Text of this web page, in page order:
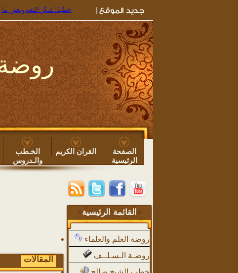
خطبة: شكر النعم وبعض ما يجب
الصفحة
الرئيسية
القران الكريم
الخـطب
والـدروس
القائمة الرئيسية
روضة العلم والعلماء
روضـة الـسـلــف
المقالات